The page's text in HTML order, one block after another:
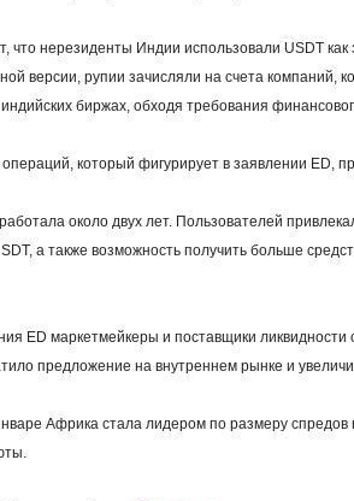
что нерезиденты Индии использовали USDT
версии, рупии зачисляли на счета компаний,
биржах, обходя требования
который фигурирует в заявлении ED,
около двух лет. Пользователей
а также возможность получить больше
ED маркетмейкеры и поставщики ликвидности
предложение на внутреннем рынке и
Африка стала лидером по размеру спредов